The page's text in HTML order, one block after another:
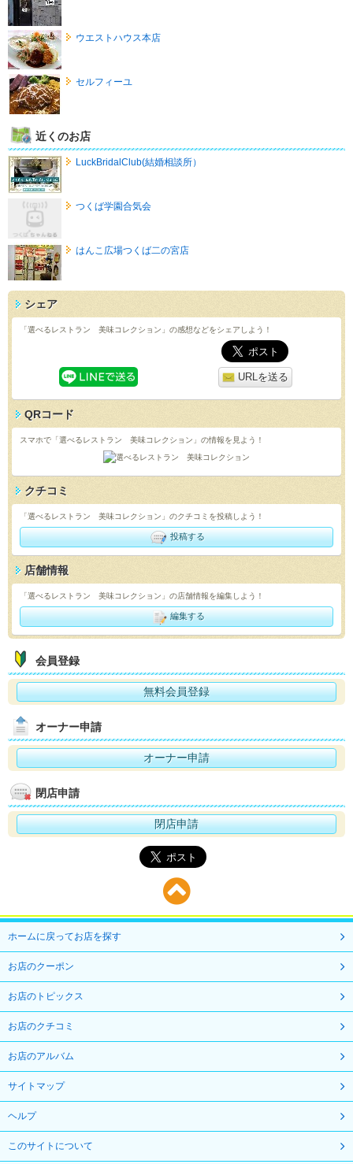
ウエストハウス本店
セルフィーユ
近くのお店
LuckBridalClub(結婚相談所）
つくば学園合気会
はんこ広場つくば二の宮店
シェア
「選べるレストラン 美味コレクション」の感想などをシェアしよう！
URLを送る
QRコード
スマホで「選べるレストラン 美味コレクション」の情報を見よう！
クチコミ
「選べるレストラン 美味コレクション」のクチコミを投稿しよう！
投稿する
店舗情報
「選べるレストラン 美味コレクション」の店舗情報を編集しよう！
編集する
会員登録
無料会員登録
オーナー申請
オーナー申請
閉店申請
閉店申請
ホームに戻ってお店を探す
お店のクーポン
お店のトピックス
お店のクチコミ
お店のアルバム
サイトマップ
ヘルプ
このサイトについて